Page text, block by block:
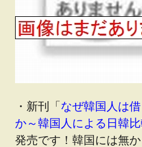
・新刊「なぜ韓国人は
か～韓国人による日韓
発売です！韓国には無